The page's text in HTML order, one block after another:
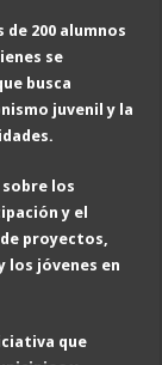
200 alumnos
se
busca
juvenil y la
los
y el
proyectos,
los jóvenes en
que